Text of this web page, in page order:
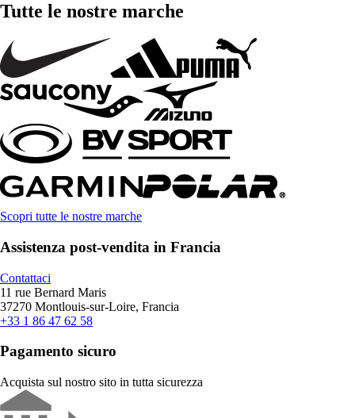
Tutte le nostre marche
Scopri tutte le nostre marche
Assistenza post-vendita in Francia
Contattaci
11 rue Bernard Maris
37270 Montlouis-sur-Loire, Francia
+33 1 86 47 62 58
Pagamento sicuro
Acquista sul nostro sito in tutta sicurezza